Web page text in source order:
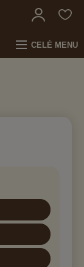
CELÉ MENU